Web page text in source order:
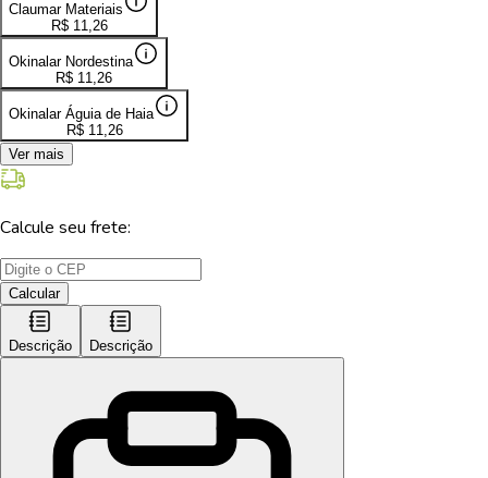
Claumar Materiais
R$ 11,26
Okinalar Nordestina
R$ 11,26
Okinalar Águia de Haia
R$ 11,26
Ver mais
Calcule seu frete:
Calcular
Descrição Descrição